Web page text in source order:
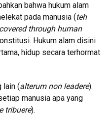
bahwa hukum alam
pada manusia (teh
through human
Hukum alam disini
hidup secara terhormat
lain (alterum non leadere).
manusia apa yang
tribuere).